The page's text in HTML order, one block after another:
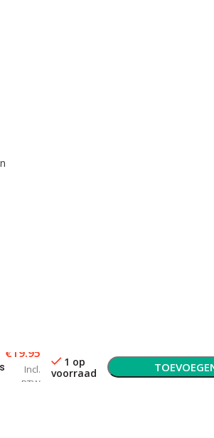
€ 19.95
Incl.
BTW
1 op
voorraad